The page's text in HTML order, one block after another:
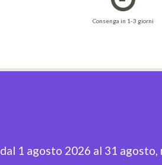
Consenga in 1-3 giorni
1 agosto 2026 al 31